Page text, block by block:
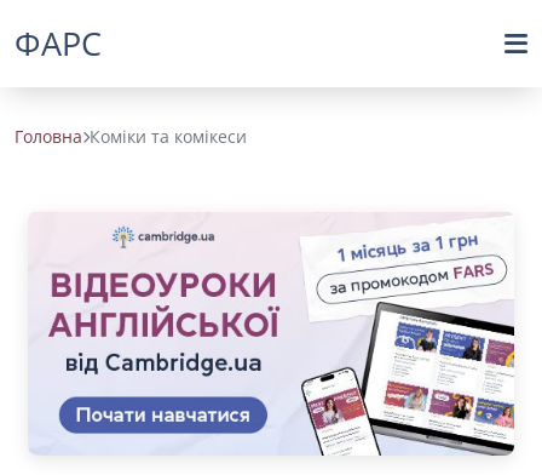
ФАРС
Головна Коміки та комікеси